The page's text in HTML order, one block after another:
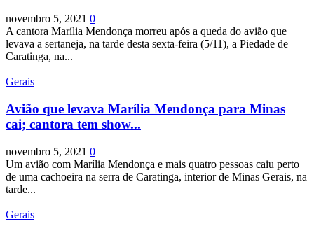
novembro 5, 2021 0
A cantora Marília Mendonça morreu após a queda do avião que
levava a sertaneja, na tarde desta sexta-feira (5/11), a Piedade de
Caratinga, na...
Gerais
Avião que levava Marília Mendonça para Minas
cai; cantora tem show...
novembro 5, 2021 0
Um avião com Marília Mendonça e mais quatro pessoas caiu perto
de uma cachoeira na serra de Caratinga, interior de Minas Gerais, na
tarde...
Gerais